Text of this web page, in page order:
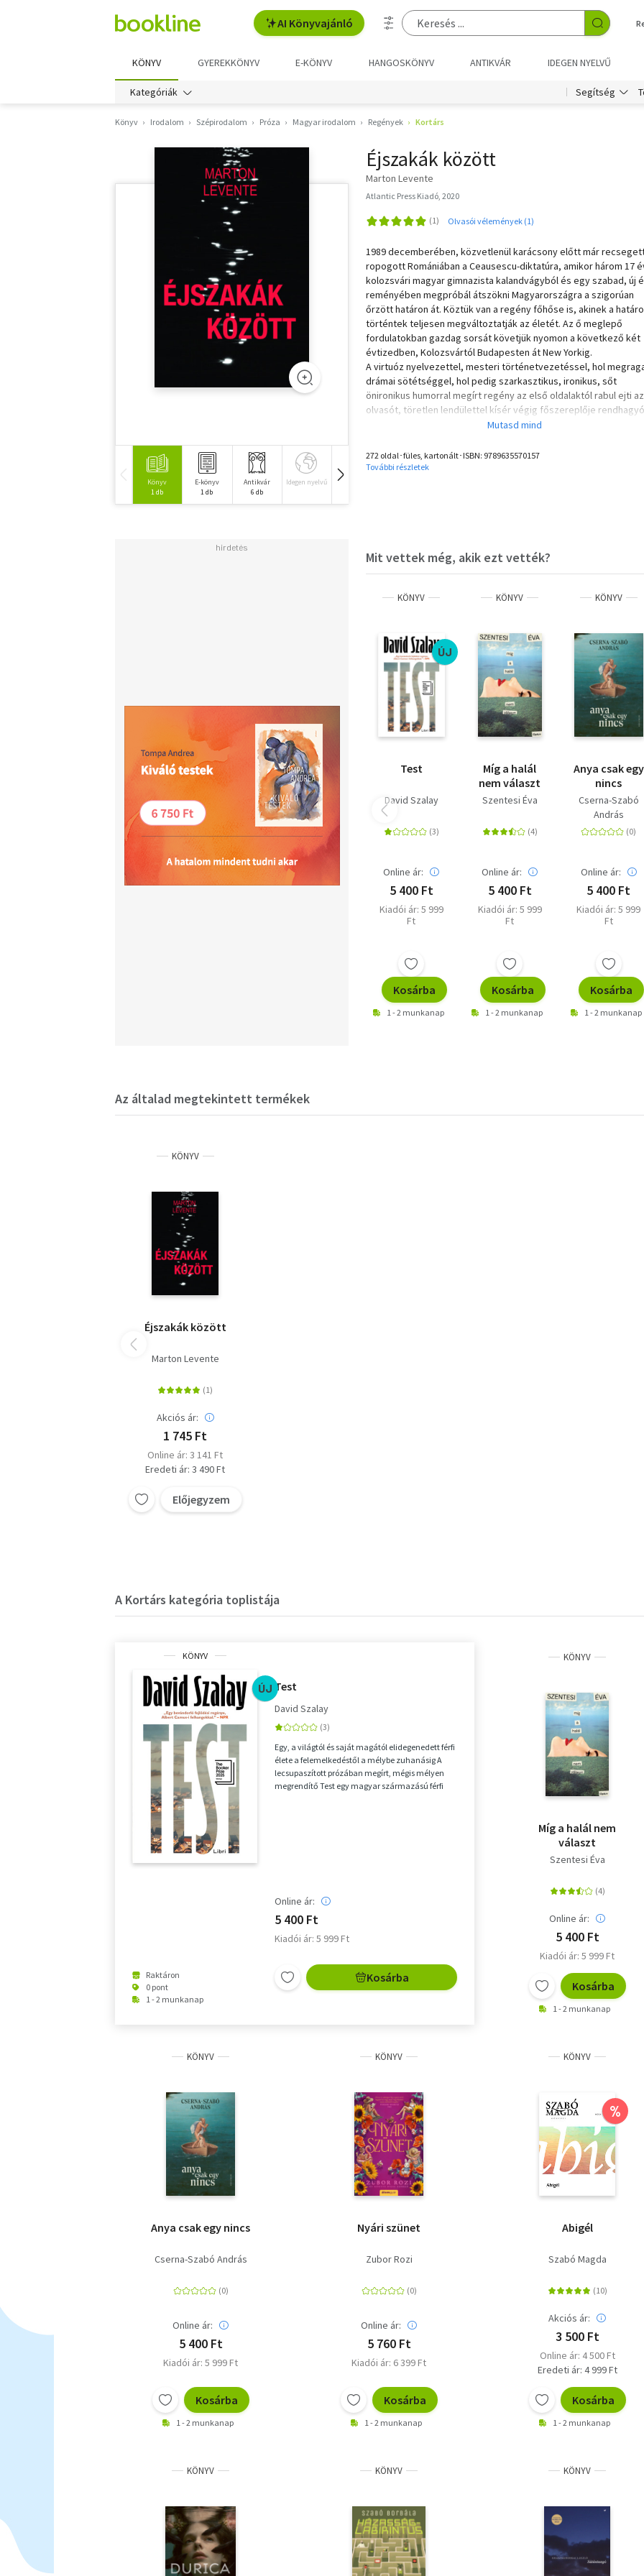
AI Könyvajánló
KÖNYV GYEREKKÖNYV E-KÖNYV HANGOSKÖNYV ANTIKVÁR IDEGEN NYELVŰ
Kategóriák Segítség
Könyv Irodalom Szépirodalom Próza Magyar irodalom Regények Kortárs
Könyv
1 db
E-könyv
1 db
Antikvár
6 db
Idegen nyelvű Hangoskönyv
Éjszakák között
Marton Levente
Atlantic Press Kiadó, 2020
Olvasói vélemények (1)
1989 decemberében, közvetlenül karácsony előtt már
ropogott Romániában a Ceausescu-diktatúra, amikor három 17
kolozsvári magyar gimnazista kalandvágyból és egy szabad, új
reményében megpróbál átszökni Magyarországra a szigorúan
őrzött határon át. Köztük van a regény főhőse is, akinek a
történtek teljesen megváltoztatják az életét. Az ő meglepő
fordulatokban gazdag sorsát követjük nyomon a következő két
évtizedben, Kolozsvártól Budapesten át New Yorkig.
A virtuóz nyelvezettel, mesteri történetvezetéssel, hol
drámai sötétséggel, hol pedig szarkasztikus, ironikus, sőt
önironikus humorral megírt regény az első oldalaktól rabul ejti az
olvasót, töretlen lendülettel kísér végig főszereplője
minden klisével és hagyományos hős-képpel szembemenő
és helytelenül is, de a szerző remek karakterábrázolásának
köszönhetően minden helyzetben megérthető és szerethető
272 oldal･füles, kartonált･ISBN: 9789635570157
További részletek
Mit vettek még, akik ezt vették?
KÖNYV
ÚJ
Test
David Szalay
Online ár:
5 400 Ft
Kiadói ár: 5 999
Ft
Kosárba
1 - 2 munkanap
KÖNYV
Míg a halál
nem választ
Szentesi Éva
Online ár:
5 400 Ft
Kiadói ár: 5 999
Ft
Kosárba
1 - 2 munkanap
KÖNYV
Anya csak egy
nincs
Cserna-Szabó
András
Online ár:
5 400 Ft
Kiadói ár: 5 999
Ft
Kosárba
1 - 2 munkanap
Az általad megtekintett termékek
KÖNYV
Éjszakák között
Marton Levente
Akciós ár:
1 745 Ft
Online ár: 3 141 Ft
Eredeti ár: 3 490 Ft
Előjegyzem
A Kortárs kategória toplistája
KÖNYV
ÚJ
Raktáron
0 pont
1 - 2 munkanap
Test
David Szalay
Egy, a világtól és saját magától elidegenedett férfi
élete a felemelkedéstől a mélybe zuhanásig A
lecsupaszított prózában megírt, mégis mélyen
megrendítő Test egy magyar származású férfi
Online ár:
5 400 Ft
Kiadói ár: 5 999 Ft
Kosárba
KÖNYV
Míg a halál nem
választ
Szentesi Éva
Online ár:
5 400 Ft
Kiadói ár: 5 999 Ft
Kosárba
1 - 2 munkanap
KÖNYV
Anya csak egy nincs
Cserna-Szabó András
Online ár:
5 400 Ft
Kiadói ár: 5 999 Ft
Kosárba
1 - 2 munkanap
KÖNYV
Nyári szünet
Zubor Rozi
Online ár:
5 760 Ft
Kiadói ár: 6 399 Ft
Kosárba
1 - 2 munkanap
KÖNYV
%
Abigél
Szabó Magda
Akciós ár:
3 500 Ft
Online ár: 4 500 Ft
Eredeti ár: 4 999 Ft
Kosárba
1 - 2 munkanap
KÖNYV KÖNYV KÖNYV